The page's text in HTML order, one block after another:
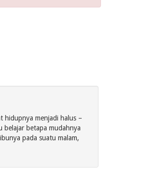
hidupnya menjadi halus –
belajar betapa mudahnya
pada suatu malam,